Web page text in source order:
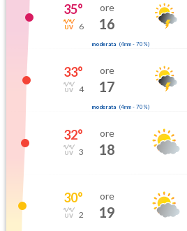
35°
6
ore
16
moderata (4mm- 70 %)
33°
4
ore
17
moderata (4mm- 70 %)
32°
3
ore
18
30°
2
ore
19